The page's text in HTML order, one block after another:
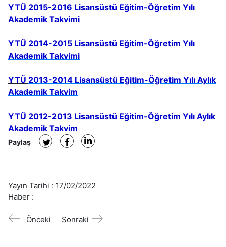
YTÜ 2015-2016 Lisansüstü Eğitim-Öğretim Yılı
Akademik Takvimi
YTÜ 2014-2015 Lisansüstü Eğitim-Öğretim Yılı
Akademik Takvimi
YTÜ 2013-2014 Lisansüstü Eğitim-Öğretim Yılı Aylık
Akademik Takvim
YTÜ 2012-2013 Lisansüstü Eğitim-Öğretim Yılı Aylık
Akademik Takvim
Paylaş
Yayın Tarihi : 17/02/2022
Haber :
Önceki Sonraki